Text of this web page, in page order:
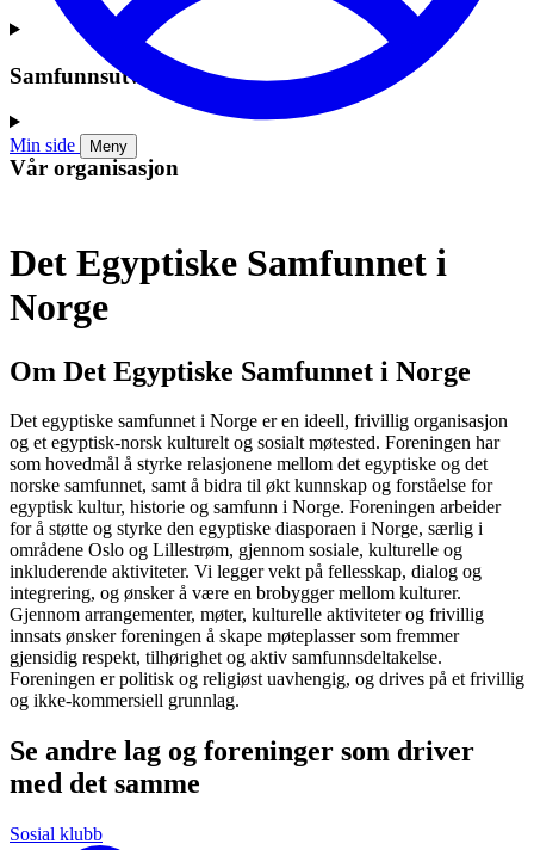
Min side Meny
Samfunnsutvikling
Vår organisasjon
Det Egyptiske Samfunnet i
Norge
Om Det Egyptiske Samfunnet i Norge
Det egyptiske samfunnet i Norge er en ideell, frivillig organisasjon
og et egyptisk-norsk kulturelt og sosialt møtested. Foreningen har
som hovedmål å styrke relasjonene mellom det egyptiske og det
norske samfunnet, samt å bidra til økt kunnskap og forståelse for
egyptisk kultur, historie og samfunn i Norge. Foreningen arbeider
for å støtte og styrke den egyptiske diasporaen i Norge, særlig i
områdene Oslo og Lillestrøm, gjennom sosiale, kulturelle og
inkluderende aktiviteter. Vi legger vekt på fellesskap, dialog og
integrering, og ønsker å være en brobygger mellom kulturer.
Gjennom arrangementer, møter, kulturelle aktiviteter og frivillig
innsats ønsker foreningen å skape møteplasser som fremmer
gjensidig respekt, tilhørighet og aktiv samfunnsdeltakelse.
Foreningen er politisk og religiøst uavhengig, og drives på et frivillig
og ikke-kommersiell grunnlag.
Se andre lag og foreninger som driver
med det samme
Sosial klubb